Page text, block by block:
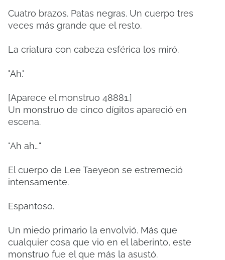
Cuatro brazos. Patas negras. Un cuerpo tres
veces más grande que el resto.
La criatura con cabeza esférica los miró.
"Ah."
[Aparece el monstruo 48881.]
Un monstruo de cinco dígitos apareció en
escena.
"Ah ah…"
El cuerpo de Lee Taeyeon se estremeció
intensamente.
Espantoso.
Un miedo primario la envolvió. Más que
cualquier cosa que vio en el laberinto, este
monstruo fue el que más la asustó.